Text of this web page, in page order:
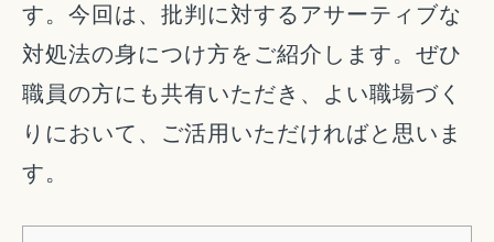
す。今回は、批判に対するアサーティブな
対処法の身につけ方をご紹介します。ぜひ
職員の方にも共有いただき、よい職場づく
りにおいて、ご活用いただければと思いま
す。